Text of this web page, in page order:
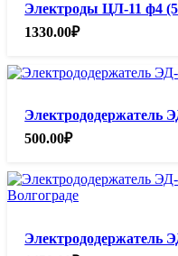
Электроды ЦЛ-11 ф4
1330.00₽
Электрододержатель
500.00₽